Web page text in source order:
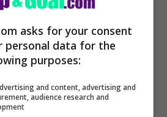
i toni rispetto a quello che
dare una spiegazione
da me e dalla società.
del Lecce dal 2017, in
vinto 3 campionati,
asks for your consent
personal data for the
purposes:
and content, advertising and
audience research and